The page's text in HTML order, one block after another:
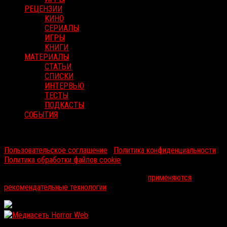
РЕЦЕНЗИИ
КИНО
СЕРИАЛЫ
ИГРЫ
КНИГИ
МАТЕРИАЛЫ
СТАТЬИ
СПИСКИ
ИНТЕРВЬЮ
ТЕСТЫ
ПОДКАСТЫ
СОБЫТИЯ
Пользовательское соглашение
Политика конфиденциальности
Политика обработки файлов cookie
применяются
рекомендательные технологии